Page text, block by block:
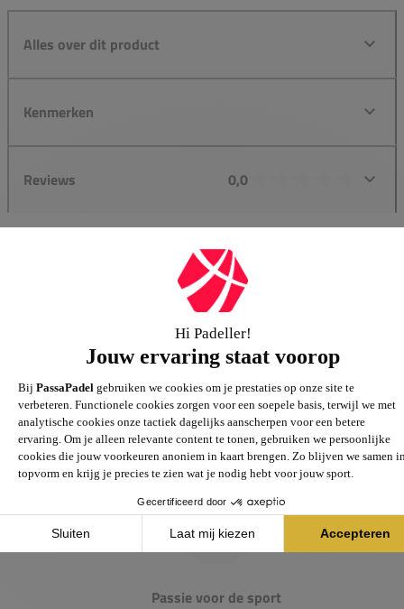
Alles over dit product
Kenmerken
Reviews 0,0
Groot assortiment
Gigantisch assortiment met meer dan 21.000+
artikelen
Passie voor de sport